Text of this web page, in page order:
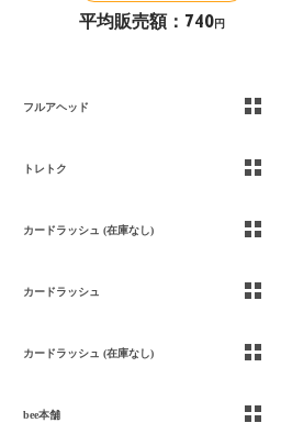
平均販売額： 740円
フルアヘッド
トレトク
カードラッシュ (在庫なし)
カードラッシュ
カードラッシュ (在庫なし)
bee本舗